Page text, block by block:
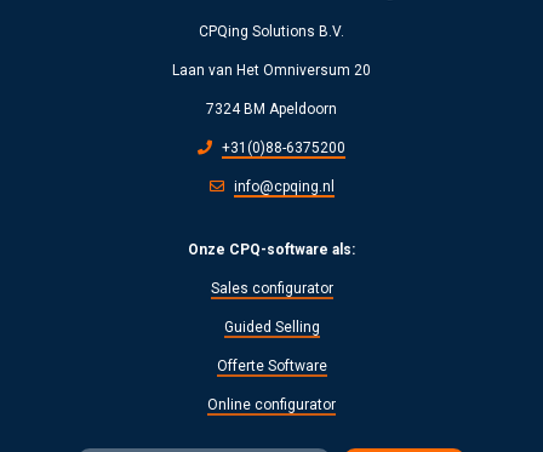
CPQing Solutions B.V.
Laan van Het Omniversum 20
7324 BM Apeldoorn
+31(0)88-6375200
info@cpqing.nl
Onze CPQ-software als:
Sales configurator
Guided Selling
Offerte Software
Online configurator